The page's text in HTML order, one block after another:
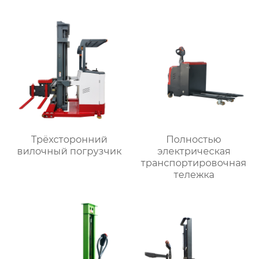
Трёхсторонний
вилочный погрузчик
Полностью
электрическая
транспортировочная
тележка